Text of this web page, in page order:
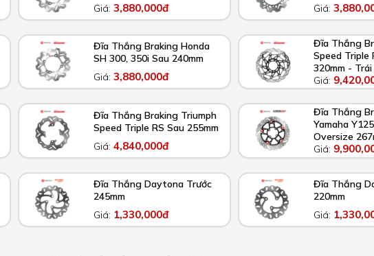
Giá:3,880,000đ
Giá:
Đĩa Thắng Braking Honda
SH 300, 350i Sau 240mm
Giá:3,880,000đ
Đĩa Thắng
Speed Triple
320mm - Trái
Giá:
Đĩa Thắng Braking Triumph
Speed Triple RS Sau 255mm
Giá:4,840,000đ
Đĩa Thắng
Yamaha
Oversize
Giá:
Đĩa Thắng Daytona Trước
245mm
Giá: 1,330,000đ
Đĩa Thắng
220mm
Giá: